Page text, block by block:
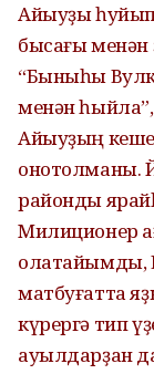
Айыуҙы һуйып
бысағы менән
“Быныһы
менән һыйла”,
Айыуҙың
онотолманы.
районды
Милиционер
олатайымды,
матбуғатта
күрергә тип
ауылдарҙан